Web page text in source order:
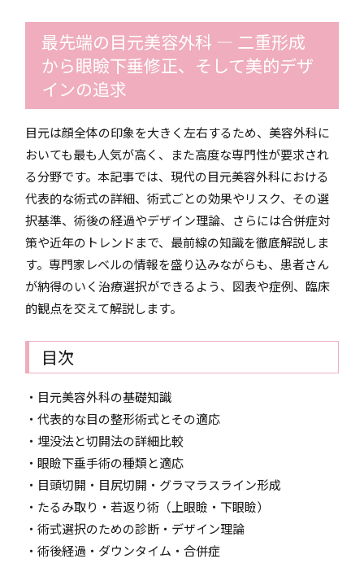
最先端の目元美容外科 ― 二重形成
から眼瞼下垂修正、そして美的デザ
インの追求
目元は顔全体の印象を大きく左右するため、美容外科に
おいても最も人気が高く、また高度な専門性が要求され
る分野です。本記事では、現代の目元美容外科における
代表的な術式の詳細、術式ごとの効果やリスク、その選
択基準、術後の経過やデザイン理論、さらには合併症対
策や近年のトレンドまで、最前線の知識を徹底解説しま
す。専門家レベルの情報を盛り込みながらも、患者さん
が納得のいく治療選択ができるよう、図表や症例、臨床
的観点を交えて解説します。
目次
・目元美容外科の基礎知識
・代表的な目の整形術式とその適応
・埋没法と切開法の詳細比較
・眼瞼下垂手術の種類と適応
・目頭切開・目尻切開・グラマラスライン形成
・たるみ取り・若返り術（上眼瞼・下眼瞼）
・術式選択のための診断・デザイン理論
・術後経過・ダウンタイム・合併症